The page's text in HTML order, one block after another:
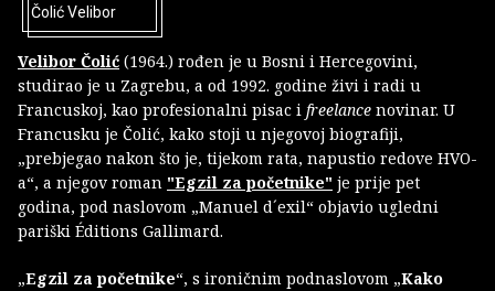
Čolić Velibor
Velibor Čolić (1964.) rođen je u Bosni i Hercegovini,
studirao je u Zagrebu, a od 1992. godine živi i radi u
Francuskoj, kao profesionalni pisac i freelance novinar. U
Francusku je Čolić, kako stoji u njegovoj biografiji,
„prebjegao nakon što je, tijekom rata, napustio redove HVO-
a“, a njegov roman "Egzil za početnike" je prije pet
godina, pod naslovom „Manuel d´exil“ objavio ugledni
pariški Éditions Gallimard.
„Egzil za početnike“, s ironičnim podnaslovom „Kako